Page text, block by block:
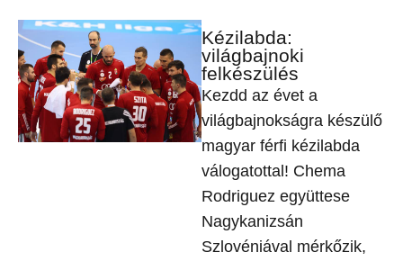
Kézilabda:
világbajnoki
felkészülés
Kezdd az évet a
világbajnokságra készülő
magyar férfi kézilabda
válogatottal! Chema
Rodriguez együttese
Nagykanizsán
Szlovéniával mérkőzik,